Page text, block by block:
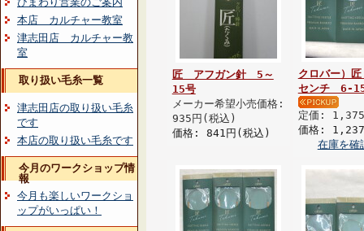
本店 カルチャー教室
津志田店 カルチャー教
室
取り扱い毛糸一覧
津志田店の取り扱い毛糸
です
本店の取り扱い毛糸です
今月のワークショップ情
報
今月も楽しいワークショ
ップがいっぱい！
匠 アフガン針 5～
15号
メーカー希望小売価格:
935円(税込)
価格: 841円(税込)
クロバー）
センチ 6-
定価:
価格:
在庫を確